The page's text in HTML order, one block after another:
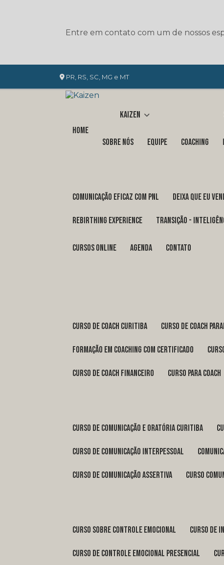
Entre em contato com um de nossos
PR, RS, SC, MG e MT
Home
Kaizen
Sobre nós Equipe Coaching
COMUNICAÇÃO EFICAZ COM PNL DEIXA QUE EU
REBIRTHING EXPERIENCE TRANSIÇÃO -
Cursos Online Agenda Contato
curso de coach Curitiba curso de coach
formação em coaching com certificado
curso de coach financeiro curso para coach
curso de comunicação e oratória Curitiba
curso de comunicação interpessoal
curso de comunicação assertiva curso
curso sobre controle emocional curso de
curso de controle emocional presencial